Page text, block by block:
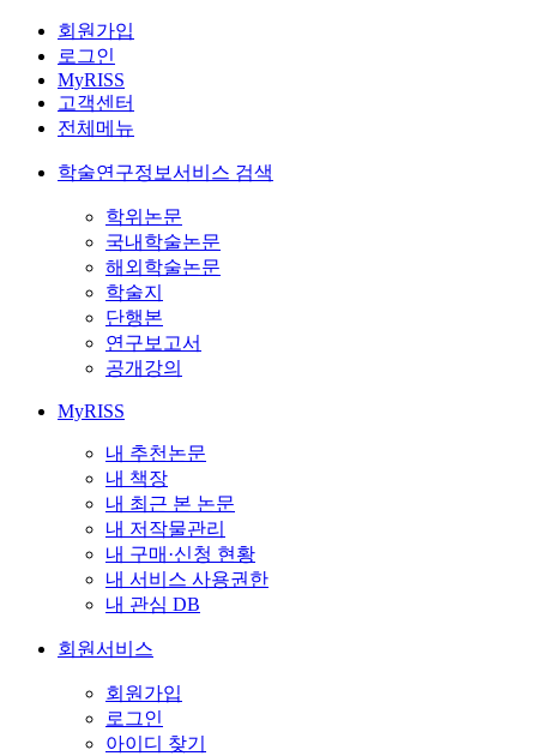
회원가입
로그인
MyRISS
고객센터
전체메뉴
학술연구정보서비스 검색
학위논문
국내학술논문
해외학술논문
학술지
단행본
연구보고서
공개강의
MyRISS
내 추천논문
내 책장
내 최근 본 논문
내 저작물관리
내 구매·신청 현황
내 서비스 사용권한
내 관심 DB
회원서비스
회원가입
로그인
아이디 찾기